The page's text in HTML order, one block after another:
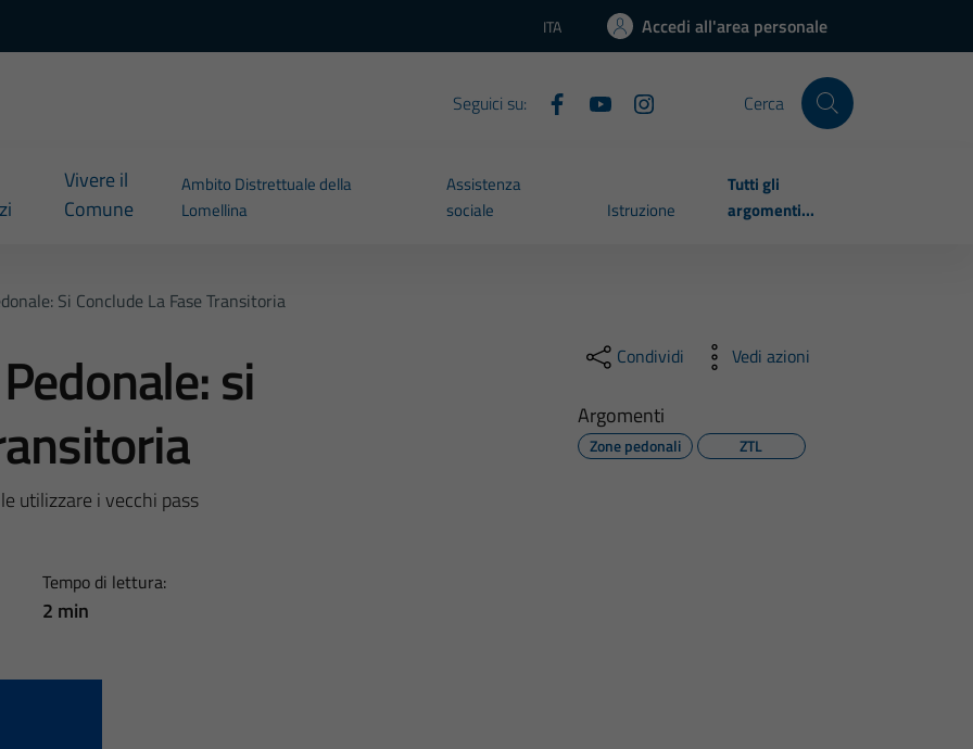
Lingua attiva:
ITA Accedi all'area personale
Seguici su: Cerca
Vivere il
Comune
Ambito Distrettuale della
Lomellina
Assistenza
sociale
Istruzione
Tutti gli
argomenti...
Si Conclude La Fase Transitoria
si
utilizzare i vecchi pass
Tempo di lettura:
2 min
Condividi Vedi azioni
Argomenti
Zone pedonali ZTL